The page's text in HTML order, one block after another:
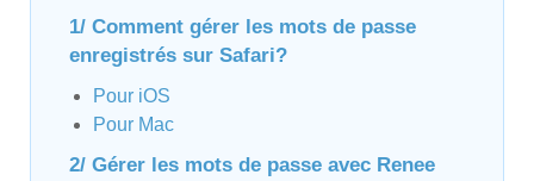
1/ Comment gérer les mots de passe
enregistrés sur Safari?
Pour iOS
Pour Mac
2/ Gérer les mots de passe avec Renee